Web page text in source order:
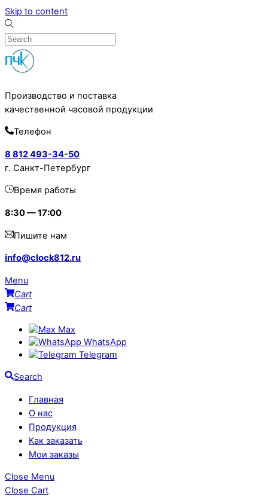
Skip to content
Производство и поставка
качественной часовой продукции
Телефон
8 812 493-34-50
г. Санкт-Петербург
Время работы
8:30 — 17:00
Пишите нам
info@clock812.ru
Menu
Cart
Cart
Max
WhatsApp
Telegram
Search
Главная
О нас
Продукция
Как заказать
Мои заказы
Close Menu
Close Cart